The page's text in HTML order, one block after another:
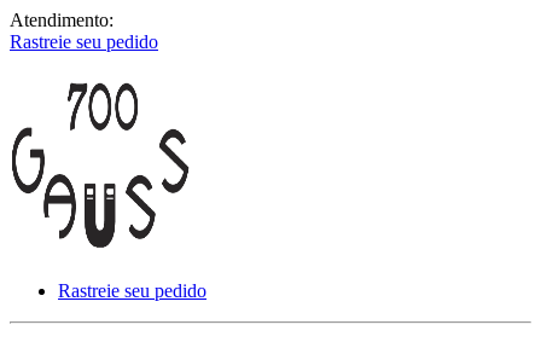
Atendimento:
Rastreie seu pedido
Rastreie seu pedido